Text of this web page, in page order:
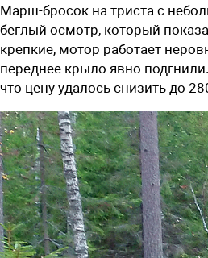
Марш-бросок на триста с
беглый осмотр, который
крепкие, мотор работает
переднее крыло явно
что цену удалось снизить до